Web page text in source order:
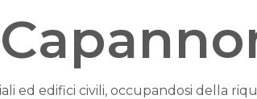
ed edifici civili, occupandosi della